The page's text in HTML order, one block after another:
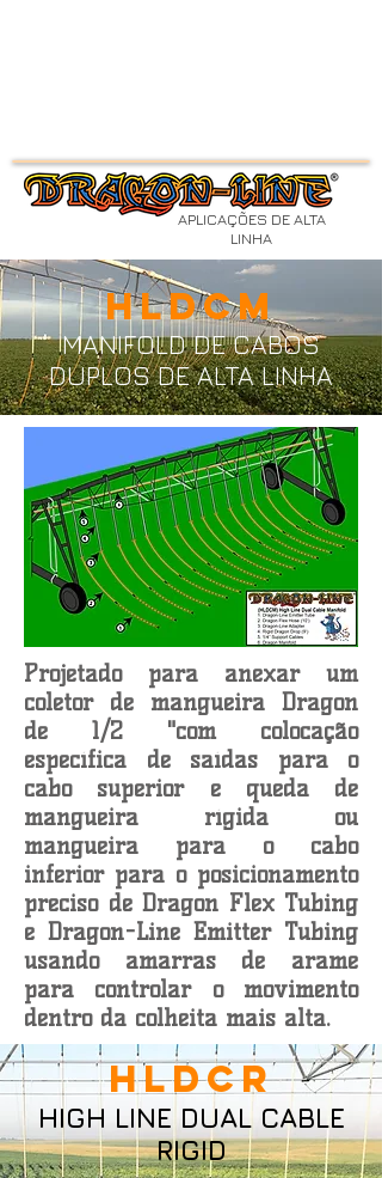
APLICAÇÕES DE ALTA
LINHA
HLDCM
MANIFOLD DE CABOS
DUPLOS DE ALTA LINHA
Projetado para anexar um
coletor de mangueira Dragon
de 1/2 "com colocação
específica de saídas para o
cabo superior e queda de
mangueira rígida ou
mangueira para o cabo
inferior para o posicionamento
preciso de Dragon Flex Tubing
e Dragon-Line Emitter Tubing
usando amarras de arame
para controlar o movimento
dentro da colheita mais alta.
HLDCR
HIGH LINE DUAL CABLE
RIGID